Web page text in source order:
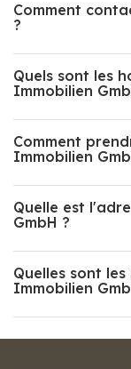
Comment
?
Quels sont les
Immobilien
Comment
Immobilien
Quelle est
GmbH ?
Quelles sont
Immobilien